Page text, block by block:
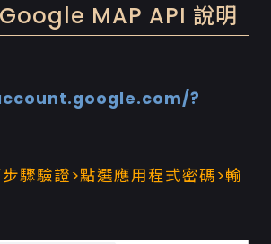
MAP API 說明
?
驟驗證>點選應用程式密碼>輸